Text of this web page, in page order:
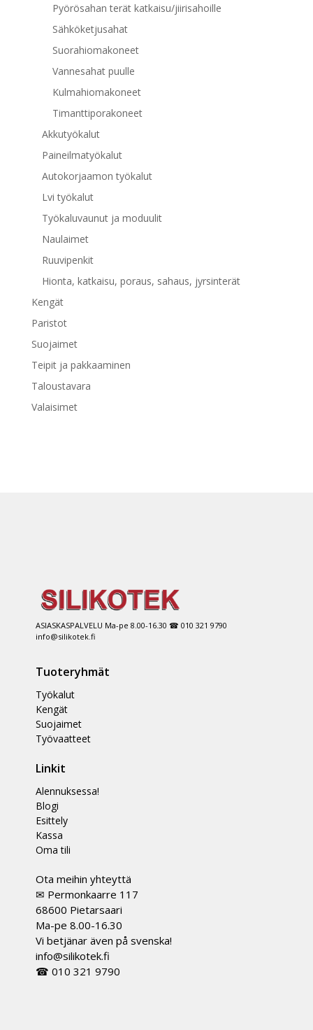
Pyörösahan terät katkaisu/jiirisahoille
Sähköketjusahat
Suorahiomakoneet
Vannesahat puulle
Kulmahiomakoneet
Timanttiporakoneet
Akkutyökalut
Paineilmatyökalut
Autokorjaamon työkalut
Lvi työkalut
Työkaluvaunut ja moduulit
Naulaimet
Ruuvipenkit
Hionta, katkaisu, poraus, sahaus, jyrsinterät
Kengät
Paristot
Suojaimet
Teipit ja pakkaaminen
Taloustavara
Valaisimet
ASIASKASPALVELU Ma-pe 8.00-16.30 ☎ 010 321 9790
info@silikotek.fi
Tuoteryhmät
Työkalut
Kengät
Suojaimet
Työvaatteet
Linkit
Alennuksessa!
Blogi
Esittely
Kassa
Oma tili
Ota meihin yhteyttä
✉ Permonkaarre 117
68600 Pietarsaari
Ma-pe 8.00-16.30
Vi betjänar även på svenska!
info@silikotek.fi
☎ 010 321 9790